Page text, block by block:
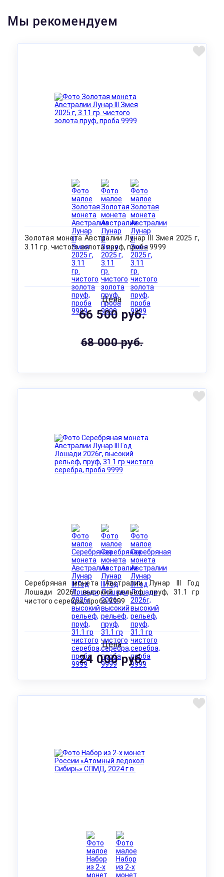
Мы рекомендуем
Золотая монета Австралии Лунар III Змея 2025 г,
3.11 гр. чистого золота пруф, проба 9999
Цена
66 500 руб.
68 000 руб.
Серебряная монета Австралии Лунар III Год
Лошади 2026г, высокий рельеф, пруф, 31.1 гр
чистого серебра, проба 9999
Цена
24 000 руб.